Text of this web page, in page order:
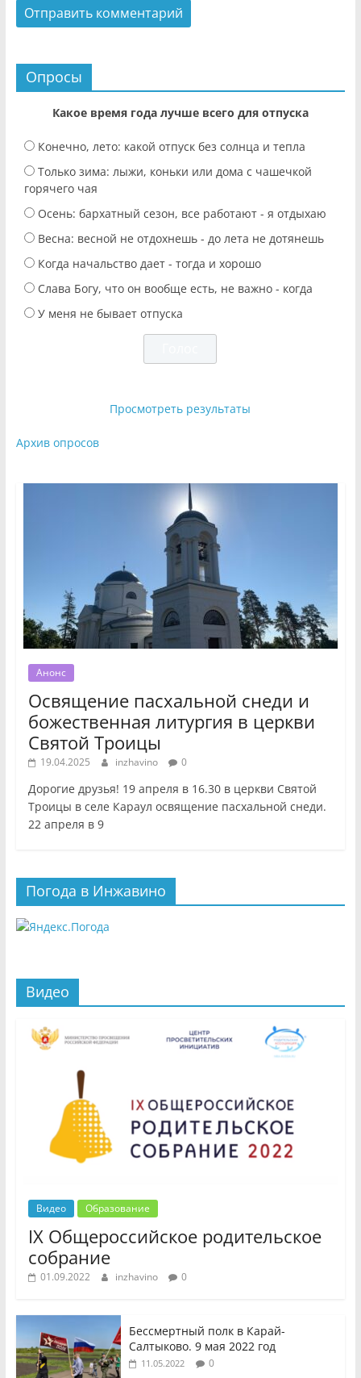
Опросы
Какое время года лучше всего для отпуска
Конечно, лето: какой отпуск без солнца и тепла
Только зима: лыжи, коньки или дома с чашечкой
горячего чая
Осень: бархатный сезон, все работают - я отдыхаю
Весна: весной не отдохнешь - до лета не дотянешь
Когда начальство дает - тогда и хорошо
Слава Богу, что он вообще есть, не важно - когда
У меня не бывает отпуска
Просмотреть результаты
Архив опросов
Анонс
Освящение пасхальной снеди и
божественная литургия в церкви
Святой Троицы
19.04.2025 inzhavino 0
Дорогие друзья! 19 апреля в 16.30 в церкви Святой
Троицы в селе Караул освящение пасхальной снеди.
22 апреля в 9
Погода в Инжавино
Видео
Видео Образование
IX Общероссийское родительское
собрание
01.09.2022 inzhavino 0
Бессмертный полк в Карай-
Салтыково. 9 мая 2022 год
11.05.2022 0